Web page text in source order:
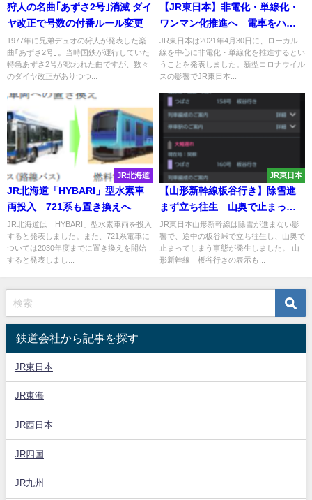
狩人の名曲｢あずさ2号｣消滅 ダイ
ヤ改正で号数の付番ルール変更
1977年に兄弟デュオの狩人が発表した楽
曲｢あずさ2号｣。当時国鉄が運行していた
特急あずさ2号が歌われた曲ですが、数々
のダイヤ改正がありつつ...
【JR東日本】非電化・単線化・
ワンマン化推進へ 電車をハイ
ブリッド車・蓄電池車に置き換
え
JR東日本は2021年4月30日に、ローカル
線を中心に非電化・単線化を推進するとい
うことを発表しました。新型コロナウイル
スの影響でJR東日本...
JR北海道
JR北海道「HYBARI」型水素車
両投入 721系も置き換えへ
JR北海道は「HYBARI」型水素車両を投入
すると発表しました。また、721系電車に
ついては2030年度までに置き換えを開始
すると発表しまし...
JR東日本
【山形新幹線板谷行き】除雪進
まず立ち往生 山奥で止まって
しまう
JR東日本山形新幹線は除雪が進まない影
響で、途中の板谷峠で立ち往生し、山奥で
止まってしまう事態が発生しました。 山
形新幹線 板谷行きの表示も...
鉄道会社から記事を探す
JR東日本
JR東海
JR西日本
JR四国
JR九州